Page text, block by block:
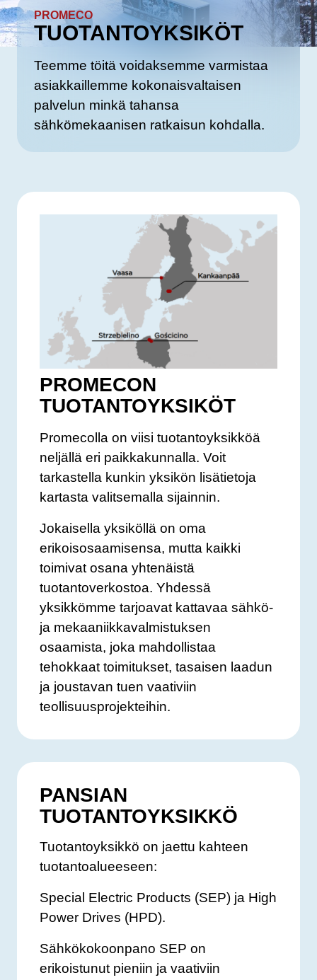
PROMECO
TUOTANTOYKSIKÖT
Teemme töitä voidaksemme varmistaa
asiakkaillemme kokonaisvaltaisen
palvelun minkä tahansa
sähkömekaanisen ratkaisun kohdalla.
PROMECON
TUOTANTOYKSIKÖT
Promecolla on viisi tuotantoyksikköä
neljällä eri paikkakunnalla. Voit
tarkastella kunkin yksikön lisätietoja
kartasta valitsemalla sijainnin.
Jokaisella yksiköllä on oma
erikoisosaamisensa, mutta kaikki
toimivat osana yhtenäistä
tuotantoverkostoa. Yhdessä
yksikkömme tarjoavat kattavaa sähkö-
ja mekaaniikkavalmistuksen
osaamista, joka mahdollistaa
tehokkaat toimitukset, tasaisen laadun
ja joustavan tuen vaativiin
teollisuusprojekteihin.
PANSIAN
TUOTANTOYKSIKKÖ
Tuotantoyksikkö on jaettu kahteen
tuotantoalueeseen:
Special Electric Products (SEP) ja High
Power Drives (HPD).
Sähkökokoonpano SEP on
erikoistunut pieniin ja vaativiin